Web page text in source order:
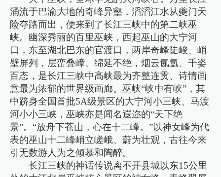
涌流于巴渝大地的奇峰异壑，滔滔江水从夔门天
险夺路而出，便来到了长江三峡中的第二峡巫
峡。幽深秀丽的百里巫峡，西起巫山的大宁河
口，东至湖北巴东的官渡口，两岸奇峰陡峻、峭
壁屏列，层峦叠嶂、绵延不绝，烟云氤氲、千姿
百态，是长江三峡中高峡最为齐整连贯、诗情画
意最为浓郁的世界级画廊。巫峡“峡中有峡”，其
中跻身全国首批5A级景区的大宁河小三峡、马渡
河小小三峡，巫峡亦是闻名遐迩的“天下绝
景”。“放舟下苍山，心在十二峰。”以神女峰为代
表的巫山十二峰峭立嵯峨、蔚为壮观，古往今来
引无数游人为之倾慕和陶醉。
长江三峡的神话传说离不开县城以东15公里